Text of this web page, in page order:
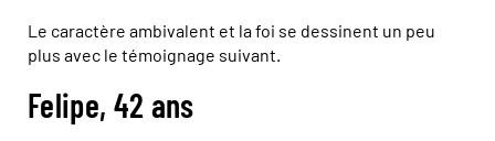
Le caractère ambivalent et la foi se dessinent un peu
plus avec le témoignage suivant.
Felipe, 42 ans